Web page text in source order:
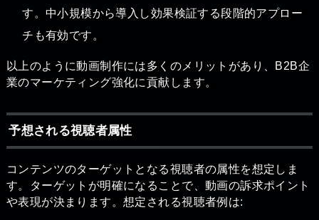
す。中小規模から導入し効果検証する段階的アプロー
チも有効です。
以上のように動画制作には多くのメリットがあり、B2B企
業のマーケティング強化に貢献します。
予想される視聴者属性
コンテンツのターゲットとなる視聴者の属性を想定しま
す。ターゲットが明確になることで、動画の訴求ポイント
や表現が決まります。想定される視聴者例は: